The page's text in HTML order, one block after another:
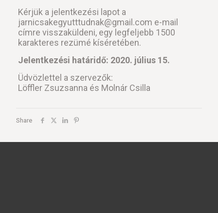
Kérjük a jelentkezési lapot a
jarnicsakegyutttudnak@gmail.com e-mail
címre visszaküldeni, egy legfeljebb 1500
karakteres rezümé kíséretében.
Jelentkezési határidő: 2020. július 15.
Üdvözlettel a szervezők:
Löffler Zsuzsanna és Molnár Csilla
Share